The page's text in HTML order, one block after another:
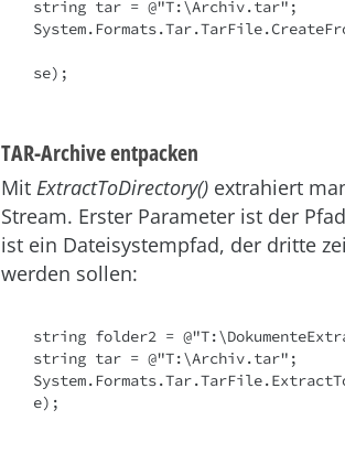
string tar = @"T:\Archiv.tar";
se);
TAR-Archive entpacken
Mit ExtractToDirectory() extrahiert
Stream. Erster Parameter ist der
ist ein Dateisystempfad, der dritte
werden sollen:
string folder2 =
string tar = @"T:\Archiv.tar";
e);